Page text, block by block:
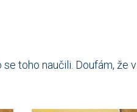
toho naučili. Doufám, že v